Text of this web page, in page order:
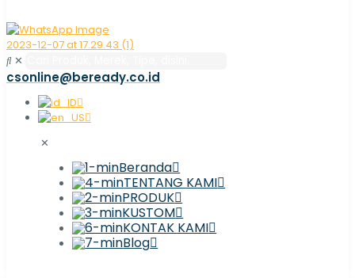
✕
csonline@beready.co.id
✕
Beranda
TENTANG KAMI
PRODUK
KUSTOM
KONTAK KAMI
Blog